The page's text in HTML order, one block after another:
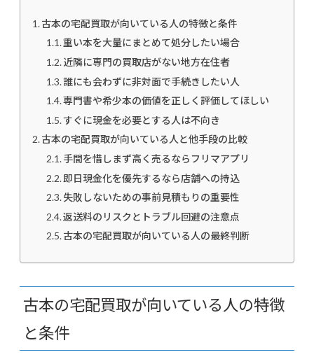
古本の宅配買取が向いている人の特徴と条件
重い本を大量にまとめて処分したい場合
近隣に専門の買取店がない地方在住者
誰にも会わずに非対面で手続きしたい人
専門書や希少本の価値を正しく評価してほしい
すぐに現金を必要とする人は不向き
古本の宅配買取が向いている人と他手段の比較
手間を惜しまず高く売るならフリマアプリ
即日現金化を優先するなら店舗への持込
失敗しないための事前見積もりの重要性
返送料のリスクとトラブル回避の注意点
古本の宅配買取が向いている人の最終判断
古本の宅配買取が向いている人の特徴
と条件